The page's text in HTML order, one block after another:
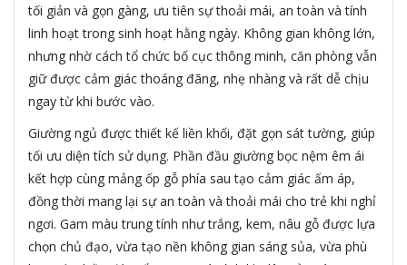
tối giản và gọn gàng, ưu tiên sự thoải mái, an toàn và tính
linh hoạt trong sinh hoạt hằng ngày. Không gian không lớn,
nhưng nhờ cách tổ chức bố cục thông minh, căn phòng vẫn
giữ được cảm giác thoáng đãng, nhẹ nhàng và rất dễ chịu
ngay từ khi bước vào.
Giường ngủ được thiết kế liền khối, đặt gọn sát tường, giúp
tối ưu diện tích sử dụng. Phần đầu giường bọc nệm êm ái
kết hợp cùng mảng ốp gỗ phía sau tạo cảm giác ấm áp,
đồng thời mang lại sự an toàn và thoải mái cho trẻ khi nghỉ
ngơi. Gam màu trung tính như trắng, kem, nâu gỗ được lựa
chọn chủ đạo, vừa tạo nền không gian sáng sủa, vừa phù